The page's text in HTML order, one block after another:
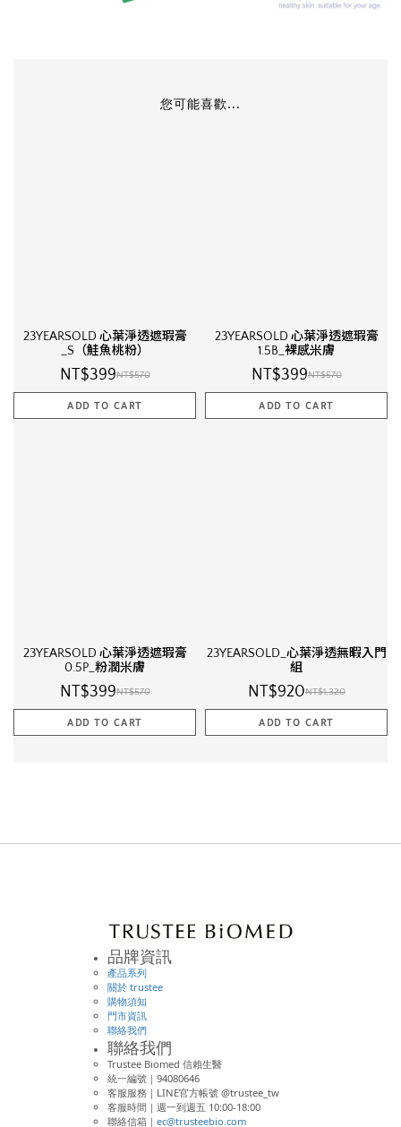
您可能喜歡...
23YEARSOLD 心葉淨透遮瑕膏
_S（鮭魚桃粉）
NT$399NT$570
23YEARSOLD 心葉淨透遮瑕膏
1.5B_裸感米膚
NT$399NT$570
23YEARSOLD 心葉淨透遮瑕膏
0.5P_粉潤米膚
NT$399NT$570
23YEARSOLD_心葉淨透無暇入門
組
NT$920NT$1,320
品牌資訊
產品系列
關於 trustee
購物須知
門市資訊
聯絡我們
聯絡我們
Trustee Biomed 信賴生醫
統一編號｜94080646
客服服務｜LINE官方帳號 @trustee_tw
客服時間｜週一到週五 10:00-18:00
聯絡信箱｜ ec@trusteebio.com